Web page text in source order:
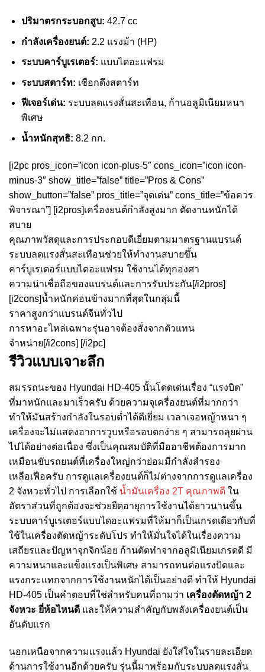
ปริมาตรกระบอกสูบ: 42.7 cc
กำลังเครื่องยนต์: 2.2 แรงม้า (HP)
ระบบคาร์บูเรเตอร์: แบบไดอะแฟรม
ระบบสตาร์ท: เชือกดึงสตาร์ท
ฟีเจอร์เด่น: ระบบลดแรงสั่นสะเทือน, ก้านอลูมิเนียมหนา
พิเศษ
น้ำหนักสุทธิ: 8.2 กก.
[i2pc pros_icon=”icon icon-plus-5″ cons_icon=”icon icon-
minus-3″ show_title=”false” title=”Pros & Cons”
show_button=”false” pros_title=”จุดเด่น” cons_title=”ข้อควร
พิจารณา”] [i2pros]เครื่องยนต์กำลังสูงมาก ตัดงานหนักได้
สบาย
คุณภาพวัสดุและการประกอบดีเยี่ยมตามมาตรฐานแบรนด์
ระบบลดแรงสั่นสะเทือนช่วยให้ทำงานสบายขึ้น
คาร์บูเรเตอร์แบบไดอะแฟรม ใช้งานได้ทุกองศา
ความน่าเชื่อถือของแบรนด์และการรับประกัน[/i2pros]
[i2cons]น้ำหนักค่อนข้างมากที่สุดในกลุ่มนี้
ราคาสูงกว่าแบรนด์จีนทั่วไป
การหาอะไหล่เฉพาะรุ่นอาจต้องสั่งจากตัวแทน
จำหน่าย[/i2cons] [/i2pc]
รีวิวแบบเจาะลึก
สมรรถนะของ Hyundai HD-405 นั้นโดดเด่นเรื่อง “แรงบิด”
ที่มาหนักและมาเร็วครับ ด้วยความจุเครื่องยนต์ที่มากกว่า
ทำให้มันสร้างกำลังในรอบต่ำได้ดีเยี่ยม เวลาเจอหญ้าหนา ๆ
เครื่องจะไม่แสดงอาการวูบหรือรอบตกง่าย ๆ สามารถลุยผ่าน
ไปได้อย่างต่อเนื่อง ซึ่งเป็นคุณสมบัติที่มืออาชีพต้องการมาก
เหมือนขับรถยนต์ที่เครื่องใหญ่กว่าย่อมมีกำลังสำรอง
เหลือเฟือครับ การดูแลเครื่องยนต์ก็ไม่ต่างจากการดูแลเครื่อง
2 จังหวะทั่วไป การเลือกใช้ น้ำมันเครื่อง 2T คุณภาพดี ใน
อัตราส่วนที่ถูกต้องจะช่วยยืดอายุการใช้งานได้ยาวนานขึ้น
ระบบคาร์บูเรเตอร์แบบไดอะแฟรมที่ให้มาก็เป็นเกรดเดียวกับที่
ใช้ในเครื่องตัดหญ้าระดับโปร ทำให้มั่นใจได้ในเรื่องความ
เสถียรและปัญหาจุกจิกน้อย ก้านตัดทำจากอลูมิเนียมเกรดดี มี
ความหนาและแข็งแรงเป็นพิเศษ สามารถทนต่อแรงบิดและ
แรงกระแทกจากการใช้งานหนักได้เป็นอย่างดี ทำให้ Hyundai
HD-405 เป็นคำตอบที่ใช่สำหรับคนที่ถามว่า เครื่องตัดหญ้า 2
จังหวะ ยี่ห้อไหนดี และให้ความสำคัญกับพลังเครื่องยนต์เป็น
อันดับแรก
นอกเหนือจากความแรงแล้ว Hyundai ยังใส่ใจในรายละเอียด
ด้านการใช้งานอีกด้วยครับ รุ่นนี้มาพร้อมกับระบบลดแรงสั่น